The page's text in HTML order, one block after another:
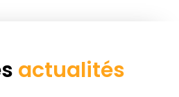
actualités